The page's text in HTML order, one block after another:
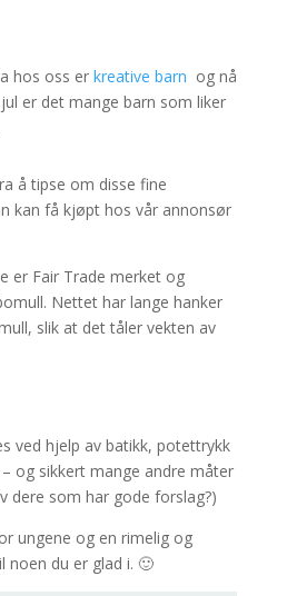
hos oss erkreative barn og nå
er det mange barn som liker
å tipse om disse fine
kan få kjøpt hos vår annonsør
er Fair Trade merket og
Nettet har lange hanker
slik at det tåler vekten av
ved hjelp av batikk, potettrykk
og sikkert mange andre måter
dere som har gode forslag?)
ungene og en rimelig og
noen du er glad i. 🙂